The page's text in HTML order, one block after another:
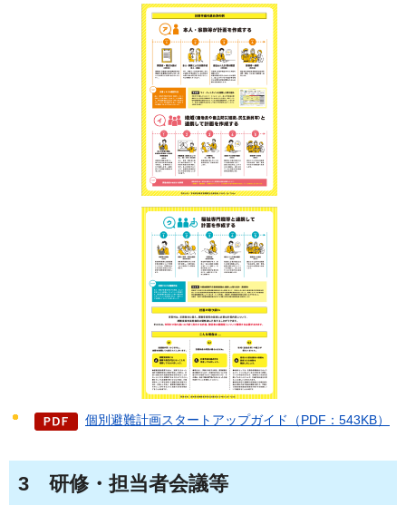
個別避難計画スタートアップガイド（PDF：543KB）
3 研修・担当者会議等